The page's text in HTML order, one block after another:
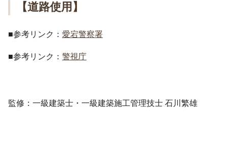
【道路使用】
■参考リンク： 愛宕警察署
■参考リンク： 警視庁
監修：一級建築士・一級建築施工管理技士 石川繁雄